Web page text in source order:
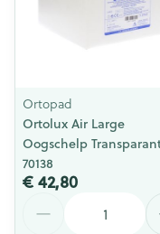
Ortopad
Ortolux Air Large
Oogschelp
70138
€ 42,80